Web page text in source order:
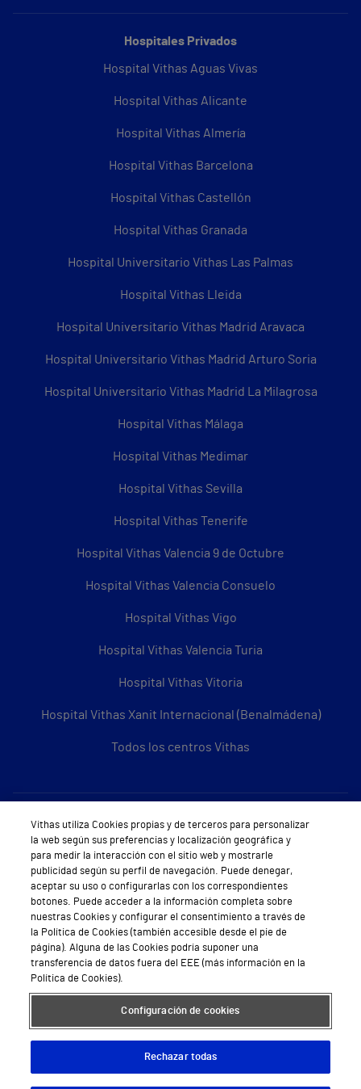
Hospitales Privados
Hospital Vithas Aguas Vivas
Hospital Vithas Alicante
Hospital Vithas Almería
Hospital Vithas Barcelona
Hospital Vithas Castellón
Hospital Vithas Granada
Hospital Universitario Vithas Las Palmas
Hospital Vithas Lleida
Hospital Universitario Vithas Madrid Aravaca
Hospital Universitario Vithas Madrid Arturo Soria
Hospital Universitario Vithas Madrid La Milagrosa
Hospital Vithas Málaga
Hospital Vithas Medimar
Hospital Vithas Sevilla
Hospital Vithas Tenerife
Hospital Vithas Valencia 9 de Octubre
Hospital Vithas Valencia Consuelo
Hospital Vithas Vigo
Hospital Vithas Valencia Turia
Hospital Vithas Vitoria
Hospital Vithas Xanit Internacional (Benalmádena)
Todos los centros Vithas
Sobre Vithas
Quiénes somos
Trabajar en Vithas
Teléfono Cita Médica
Teléfono Atención al Cliente
Política de seguridad y salud en el trabajo
Conoce a Supervita
Aviso Legal Política de cookies Política de privacidad Mapa web Protección de datos
Vithas utiliza Cookies propias y de terceros para personalizar
la web según sus preferencias y localización geográfica y
para medir la interacción con el sitio web y mostrarle
publicidad según su perfil de navegación. Puede denegar,
aceptar su uso o configurarlas con los correspondientes
botones. Puede acceder a la información completa sobre
nuestras Cookies y configurar el consentimiento a través de
la Política de Cookies (también accesible desde el pie de
página). Alguna de las Cookies podría suponer una
transferencia de datos fuera del EEE (más información en la
Política de Cookies).
Configuración de cookies
Rechazar todas